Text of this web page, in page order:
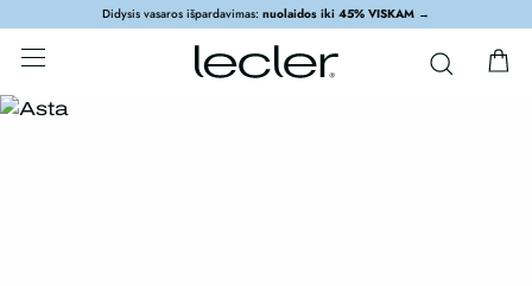
Didysis vasaros išpardavimas: nuolaidos iki 45% VISKAM →